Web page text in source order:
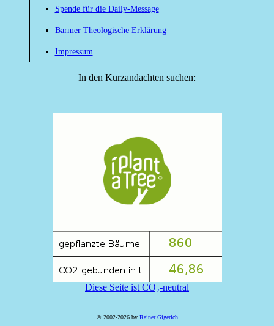
Spende für die Daily-Message
Barmer Theologische Erklärung
Impressum
In den Kurzandachten suchen:
Diese Seite ist CO₂-neutral
© 2002-2026 by Rainer Gigerich